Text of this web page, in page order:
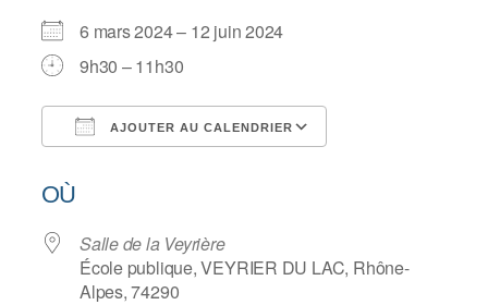
6 mars 2024 – 12 juin 2024
9h30 – 11h30
AJOUTER AU CALENDRIER
OÙ
Salle de la Veyrière
École publique, VEYRIER DU LAC, Rhône-
Alpes, 74290